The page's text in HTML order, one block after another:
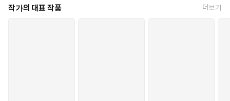
작가의 대표 작품 더보기